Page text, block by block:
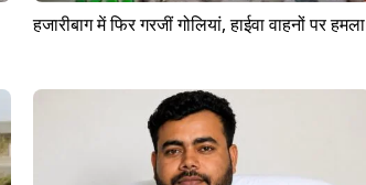
हजारीबाग में फिर गरजीं गोलियां, हाईवा वाहनों पर हमला